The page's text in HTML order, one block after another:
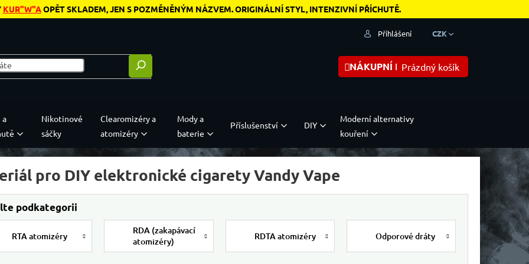
KUR"W"AOPĚT SKLADEM, JEN S POZMĚNĚNÝM NÁZVEM. ORIGINÁLNÍ STYL, INTENZIVNÍ PŘÍCHUTĚ.
CZK
Přihlášení
NÁKUPNÍ KOŠÍKPrázdný košík
a
Nikotinové
sáčky
Clearomizéry a
atomizéry
Mody a
baterie
Příslušenství DIY
Moderní alternativy
kouření
pro DIY elektronické cigarety Vandy Vape
RTA atomizéry
RDA (zakapávací
atomizéry)
RDTA atomizéry Odporové dráty